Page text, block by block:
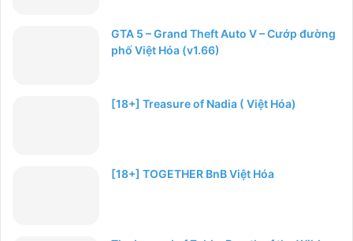
GTA 5 – Grand Theft Auto V – Cướp đường
phố Việt Hóa (v1.66)
[18+] Treasure of Nadia ( Việt Hóa)
[18+] TOGETHER BnB Việt Hóa